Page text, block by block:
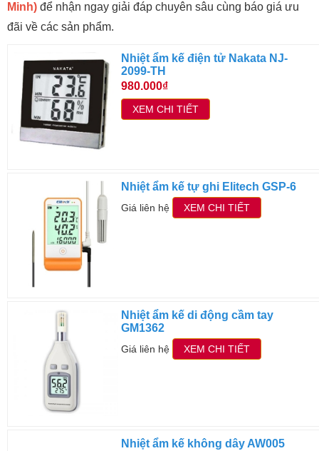
Minh) để nhận ngay giải đáp chuyên sâu cùng báo giá ưu
đãi về các sản phẩm.
Nhiệt ẩm kế điện tử Nakata NJ-
2099-TH
980.000₫
XEM CHI TIẾT
Nhiệt ẩm kế tự ghi Elitech GSP-6
Giá liên hệ XEM CHI TIẾT
Nhiệt ẩm kế di động cầm tay
GM1362
Giá liên hệ XEM CHI TIẾT
Nhiệt ẩm kế không dây AW005